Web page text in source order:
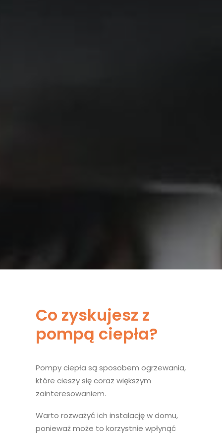
Co zyskujesz z
pompą ciepła?
Pompy ciepła są sposobem ogrzewania,
które cieszy się coraz większym
zainteresowaniem.
Warto rozważyć ich instalację w domu,
ponieważ może to korzystnie wpłynąć